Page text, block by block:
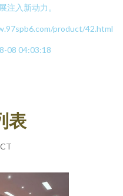
注入新动力。
product/42.html
08 04:03:18
表